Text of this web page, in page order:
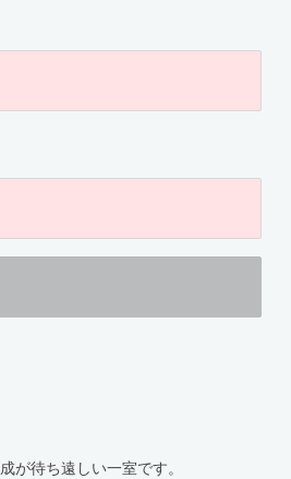
が待ち遠しい一室です。